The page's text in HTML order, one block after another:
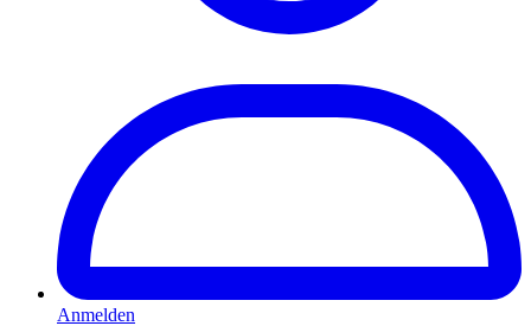
Anmelden